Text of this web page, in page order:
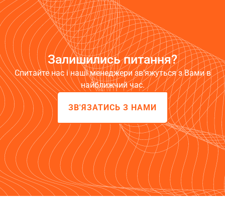
Залишились питання?
Спитайте нас і наші менеджери зв’яжуться з Вами в
найближчий час.
ЗВ'ЯЗАТИСЬ З НАМИ